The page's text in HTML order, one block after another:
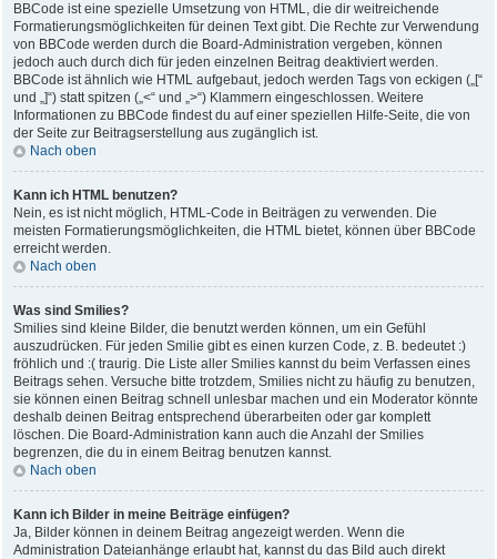
BBCode ist eine spezielle Umsetzung von HTML, die dir weitreichende
Formatierungsmöglichkeiten für deinen Text gibt. Die Rechte zur Verwendung
von BBCode werden durch die Board-Administration vergeben, können
jedoch auch durch dich für jeden einzelnen Beitrag deaktiviert werden.
BBCode ist ähnlich wie HTML aufgebaut, jedoch werden Tags von eckigen („[“
und „]“) statt spitzen („<“ und „>“) Klammern eingeschlossen. Weitere
Informationen zu BBCode findest du auf einer speziellen Hilfe-Seite, die von
der Seite zur Beitragserstellung aus zugänglich ist.
Nach oben
Kann ich HTML benutzen?
Nein, es ist nicht möglich, HTML-Code in Beiträgen zu verwenden. Die
meisten Formatierungsmöglichkeiten, die HTML bietet, können über BBCode
erreicht werden.
Nach oben
Was sind Smilies?
Smilies sind kleine Bilder, die benutzt werden können, um ein Gefühl
auszudrücken. Für jeden Smilie gibt es einen kurzen Code, z. B. bedeutet :)
fröhlich und :( traurig. Die Liste aller Smilies kannst du beim Verfassen eines
Beitrags sehen. Versuche bitte trotzdem, Smilies nicht zu häufig zu benutzen,
sie können einen Beitrag schnell unlesbar machen und ein Moderator könnte
deshalb deinen Beitrag entsprechend überarbeiten oder gar komplett
löschen. Die Board-Administration kann auch die Anzahl der Smilies
begrenzen, die du in einem Beitrag benutzen kannst.
Nach oben
Kann ich Bilder in meine Beiträge einfügen?
Ja, Bilder können in deinem Beitrag angezeigt werden. Wenn die
Administration Dateianhänge erlaubt hat, kannst du das Bild auch direkt